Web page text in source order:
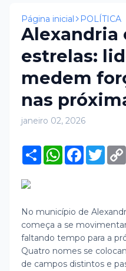
Página inicial POLÍTICA
Alexandria
estrelas:
medem
nas
janeiro 02, 2026
S
h
W
h
p
p
F
k
T
w
No município de
começa a se
faltando tempo para a
Quatro nomes se
de campos distintos e